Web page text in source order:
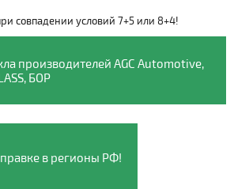
о компании
совпадении условий 7+5 или 8+4!
производителей AGC Automotive,
БОР
в регионы РФ!